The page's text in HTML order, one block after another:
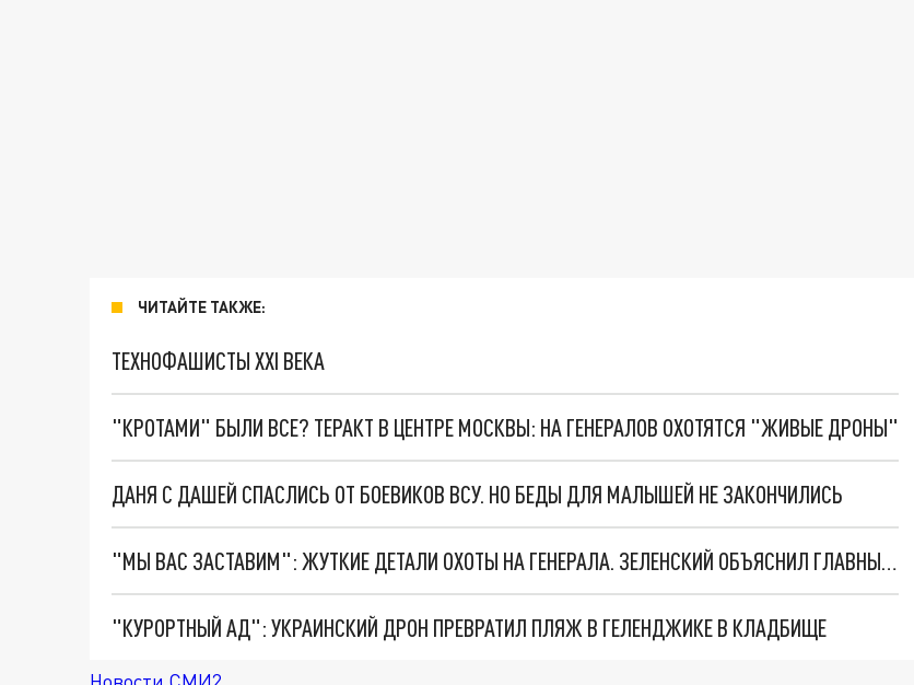
ЧИТАЙТЕ ТАКЖЕ:
ТЕХНОФАШИСТЫ XXI ВЕКА
"КРОТАМИ" БЫЛИ ВСЕ? ТЕРАКТ В ЦЕНТРЕ МОСКВЫ: НА ГЕНЕРАЛОВ ОХОТЯТСЯ "ЖИВЫЕ ДРОНЫ"
ДАНЯ С ДАШЕЙ СПАСЛИСЬ ОТ БОЕВИКОВ ВСУ. НО БЕДЫ ДЛЯ МАЛЫШЕЙ НЕ ЗАКОНЧИЛИСЬ
"МЫ ВАС ЗАСТАВИМ": ЖУТКИЕ ДЕТАЛИ ОХОТЫ НА ГЕНЕРАЛА. ЗЕЛЕНСКИЙ ОБЪЯСНИЛ ГЛАВНЫЙ СМЫСЛ ТЕРАКТА В ЦЕНТРЕ МОСКВЫ
"КУРОРТНЫЙ АД": УКРАИНСКИЙ ДРОН ПРЕВРАТИЛ ПЛЯЖ В ГЕЛЕНДЖИКЕ В КЛАДБИЩЕ